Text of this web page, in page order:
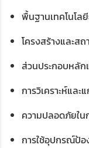
พื้นฐานเทคโนโล
โครงสร้างและส
ส่วนประกอบหลัก
การวิเคราะห์แล
ความปลอดภัยใน
การใช้อุปกรณ์ป้